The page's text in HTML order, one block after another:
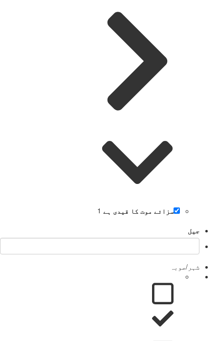
سزائے موت کا قیدی ہے 1
جیل
شہر/صوبہ